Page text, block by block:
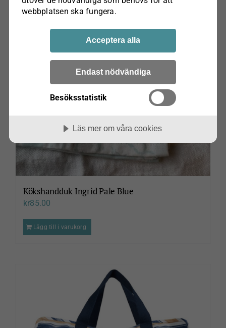
Kökshandduk Ingrid Pale Blue
kr85.00
Lägg till i varukorg
webbplatsen ska fungera.
Acceptera alla
Endast nödvändiga
Besöksstatistik
Läs mer om våra cookies